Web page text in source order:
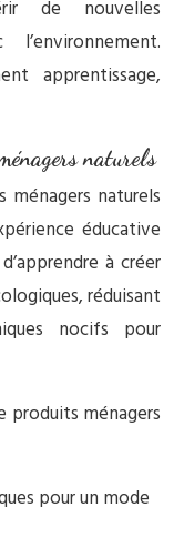
de nouvelles
apprentissage,
naturels
naturels
éducative
à créer
réduisant
nocifs pour
produits ménagers
pour un mode